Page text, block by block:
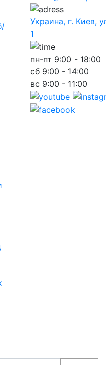
Украина, г. Киев,
1
пн-пт 9:00 - 18:00
сб 9:00 - 14:00
вс 9:00 - 11:00